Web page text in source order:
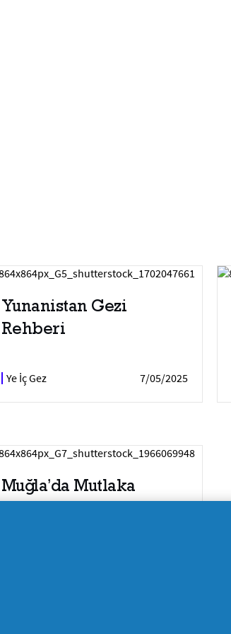
Yunanistan Gezi
Rehberi
Ye İç Gez 7/05/2025
Muğla’da Mutlaka
Yüzülmesi Gereken